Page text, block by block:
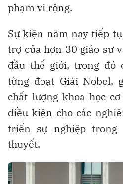
phạm vi rộng.
Sự kiện năm nay tiếp
trợ của hơn 30 giáo sư
đầu thế giới, trong đó
từng đoạt Giải Nobel,
chất lượng khoa học
điều kiện cho các
triển sự nghiệp
thuyết.